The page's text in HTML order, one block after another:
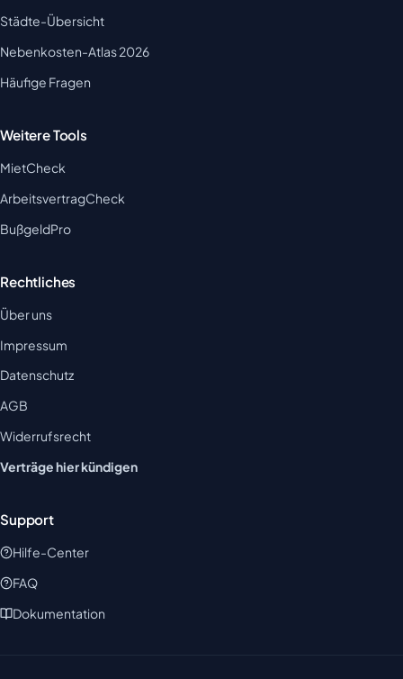
Städte-Übersicht
Nebenkosten-Atlas 2026
Häufige Fragen
Weitere Tools
MietCheck
ArbeitsvertragCheck
BußgeldPro
Rechtliches
Über uns
Impressum
Datenschutz
AGB
Widerrufsrecht
Verträge hier kündigen
Support
Hilfe-Center
FAQ
Dokumentation